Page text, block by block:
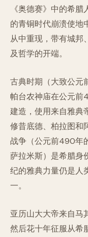
《奥德赛》中的希
的青铜时代崩溃使地
从中重现，带有城邦
及哲学的开端。
古典时期（大致公元
帕台农神庙在公元前
建造，使用来自雅典
修昔底德、柏拉图和
战争（公元前490年
萨拉米斯）是希腊身
纪的雅典力量仍是人
一。
亚历山大大帝来自马
然后花十年征服从希